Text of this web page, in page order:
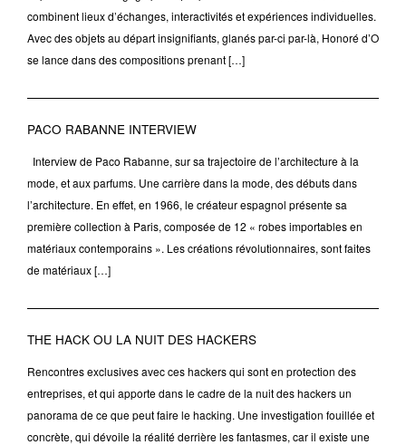
combinent lieux d’échanges, interactivités et expériences individuelles.
Avec des objets au départ insignifiants, glanés par-ci par-là, Honoré d’O
se lance dans des compositions prenant […]
PACO RABANNE INTERVIEW
Interview de Paco Rabanne, sur sa trajectoire de l’architecture à la
mode, et aux parfums. Une carrière dans la mode, des débuts dans
l’architecture. En effet, en 1966, le créateur espagnol présente sa
première collection à Paris, composée de 12 « robes importables en
matériaux contemporains ». Les créations révolutionnaires, sont faites
de matériaux […]
THE HACK OU LA NUIT DES HACKERS
Rencontres exclusives avec ces hackers qui sont en protection des
entreprises, et qui apporte dans le cadre de la nuit des hackers un
panorama de ce que peut faire le hacking. Une investigation fouillée et
concrète, qui dévoile la réalité derrière les fantasmes, car il existe une